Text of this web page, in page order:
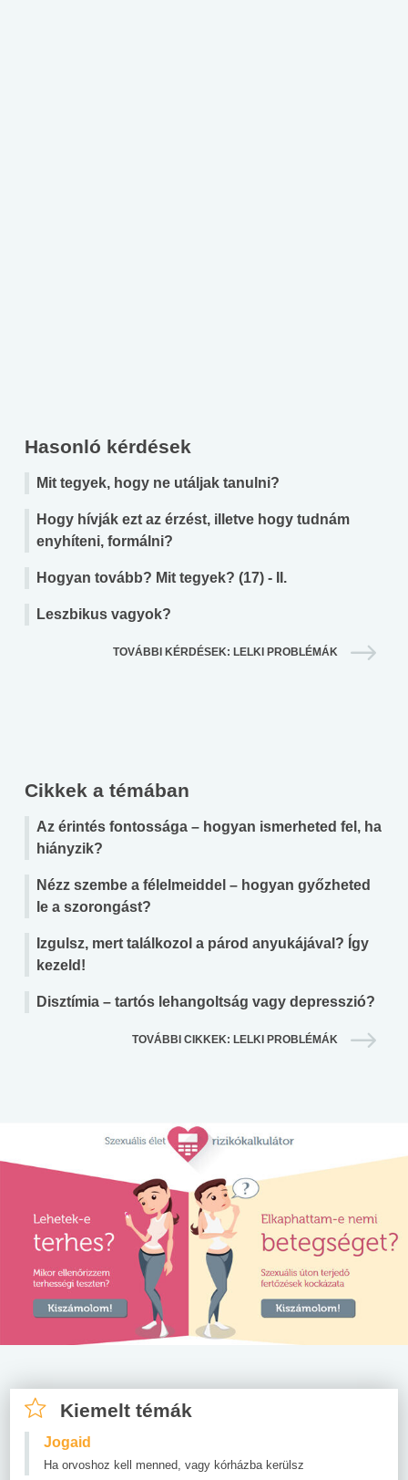
Hasonló kérdések
Mit tegyek, hogy ne utáljak tanulni?
Hogy hívják ezt az érzést, illetve hogy tudnám
enyhíteni, formálni?
Hogyan tovább? Mit tegyek? (17) - II.
Leszbikus vagyok?
TOVÁBBI KÉRDÉSEK: LELKI PROBLÉMÁK
Cikkek a témában
Az érintés fontossága – hogyan ismerheted fel, ha
hiányzik?
Nézz szembe a félelmeiddel – hogyan győzheted
le a szorongást?
Izgulsz, mert találkozol a párod anyukájával? Így
kezeld!
Disztímia – tartós lehangoltság vagy depresszió?
TOVÁBBI CIKKEK: LELKI PROBLÉMÁK
Kiemelt témák
Jogaid
Ha orvoshoz kell menned, vagy kórházba kerülsz